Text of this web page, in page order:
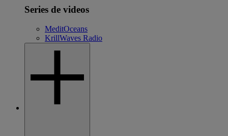
Series de videos
MeditOceans
KrillWaves Radio